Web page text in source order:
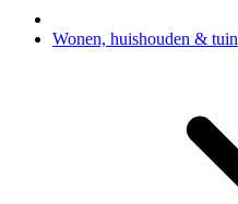
Wonen, huishouden & tuin